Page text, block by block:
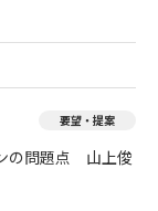
要望・提案
の問題点 山上俊